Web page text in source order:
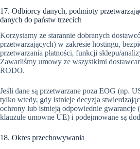
17. Odbiorcy danych, podmioty
danych do państw trzecich
Korzystamy ze starannie dobranych
przetwarzających) w zakresie hostingu,
przetwarzania płatności, funkcji sklepu/
Zawarliśmy umowy ze wszystkimi
RODO.
Jeśli dane są przetwarzane poza EOG (np.
tylko wtedy, gdy istnieje decyzja
ochrony lub istnieją odpowiednie gwarancje
klauzule umowne UE) i podejmowane są
18. Okres przechowywania